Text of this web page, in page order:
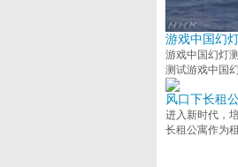
游戏中国幻
游戏中国幻灯
测试游戏中国
风口下长租
进入新时代，
长租公寓作为